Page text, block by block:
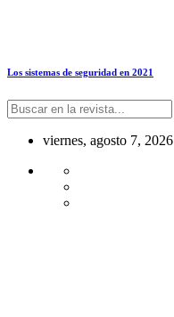
Los sistemas de seguridad en 2021
viernes, agosto 7, 2026